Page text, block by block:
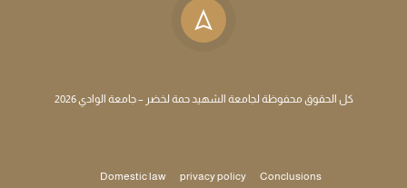
كل الحقوق محفوظة لجامعة الشهيد حمة لخضر – جامعة الوادي 2026
Domestic law privacy policy Conclusions